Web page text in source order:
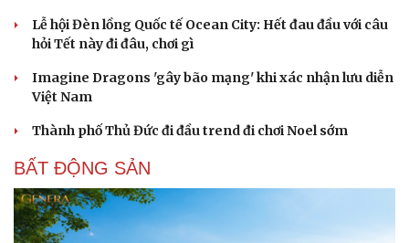
Lễ hội Đèn lồng Quốc tế Ocean City: Hết đau đầu với câu
hỏi Tết này đi đâu, chơi gì
Imagine Dragons 'gây bão mạng' khi xác nhận lưu diễn
Việt Nam
Thành phố Thủ Đức đi đầu trend đi chơi Noel sớm
BẤT ĐỘNG SẢN